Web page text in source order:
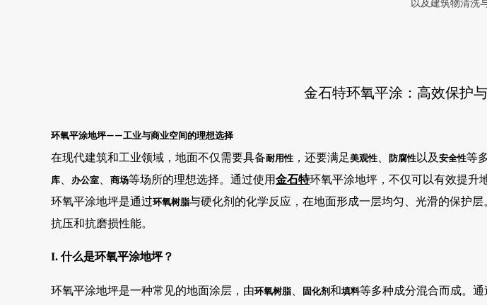
金石特环氧平涂：高效保护
环氧平涂地坪——工业与商业空间的理想选择
在现代建筑和工业领域，地面不仅需要具备耐用性 ，还要满足美观性 防腐性 以及 安全性等
库 办公室 商场等场所的理想选择。通过使用金石特环氧平涂地坪，不仅可以有效提升
环氧平涂地坪是通过环氧树脂与硬化剂的化学反应，在地面形成一层均匀、光滑的保护
抗压和抗磨损性能。
I. 什么是环氧平涂地坪？
环氧平涂地坪是一种常见的地面涂层，由环氧树脂 固化剂和填料等多种成分混合而成。